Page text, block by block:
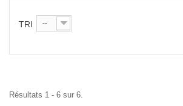
TRI --
Résultats 1 - 6 sur 6.